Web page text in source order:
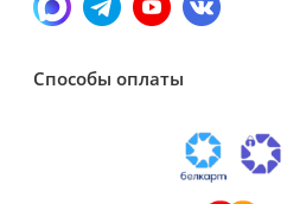
Способы оплаты